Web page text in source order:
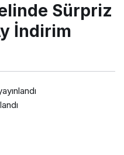
Özelinde
Sürpriz
Sürpriz
İndirim